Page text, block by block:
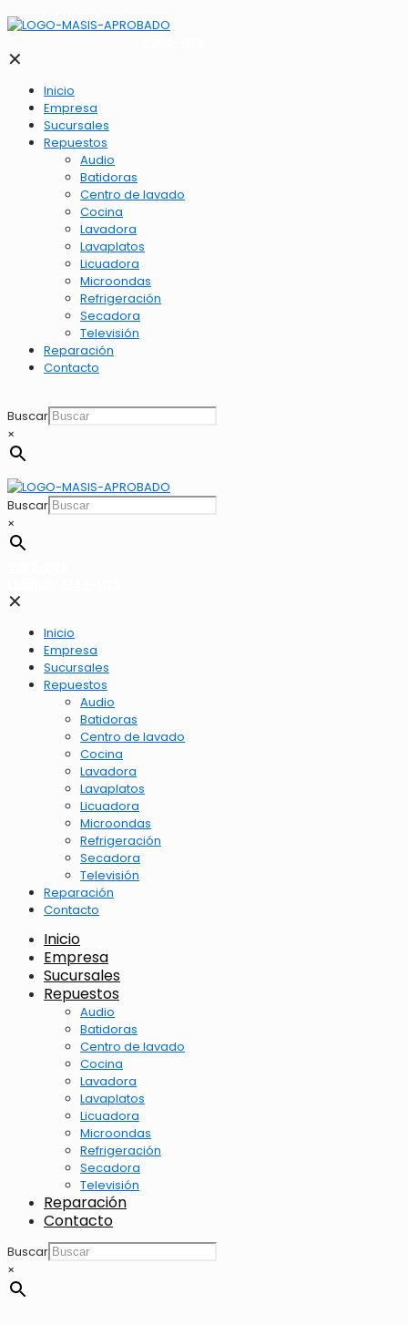
✕
Inicio
Empresa
Sucursales
Repuestos
Audio
Batidoras
Centro de lavado
Cocina
Lavadora
Lavaplatos
Licuadora
Microondas
Refrigeración
Secadora
Televisión
Reparación
Contacto
Buscar
×
Buscar
×
✕
Inicio
Empresa
Sucursales
Repuestos
Audio
Batidoras
Centro de lavado
Cocina
Lavadora
Lavaplatos
Licuadora
Microondas
Refrigeración
Secadora
Televisión
Reparación
Contacto
Inicio
Empresa
Sucursales
Repuestos
Audio
Batidoras
Centro de lavado
Cocina
Lavadora
Lavaplatos
Licuadora
Microondas
Refrigeración
Secadora
Televisión
Reparación
Contacto
Buscar
×